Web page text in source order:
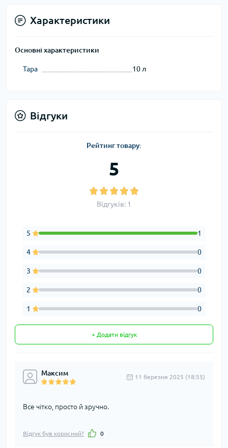
Характеристики
Основні характеристики
Тара 10 л
Відгуки
Рейтинг товару:
5
Відгуків: 1
5 1
4 0
3 0
2 0
1 0
+ Додати відгук
Максим 11 березня 2025 (18:55)
Все чітко, просто й зручно.
Відгук був корисний? 0